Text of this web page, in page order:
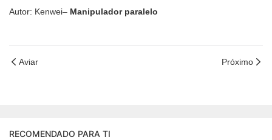
Autor: Kenwei– Manipulador paralelo
Aviar Próximo
RECOMENDADO PARA TI